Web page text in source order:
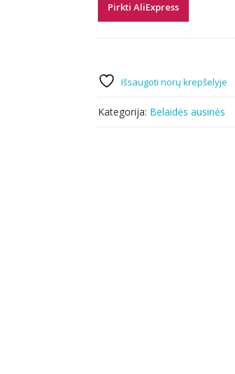
Pirkti AliExpress
Išsaugoti norų krepšelyje
Kategorija: Belaidės ausinės